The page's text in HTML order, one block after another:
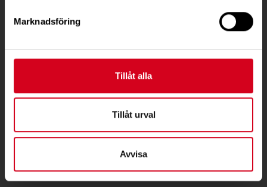
Marknadsföring
Tillåt alla
Tillåt urval
Avvisa
Fatbursgatan 19, 118 28 STOCKHOLM
stockholm@neuro.se